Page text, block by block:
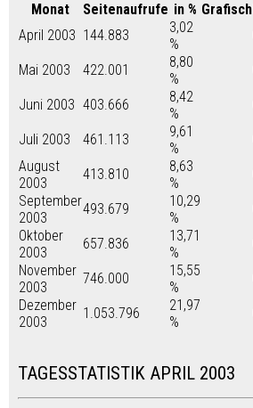
Monat Seitenaufrufe in % Grafisch
April 2003 144.883
3,02
%
Mai 2003
422.001
8,80
%
Juni 2003 403.666
8,42
%
Juli 2003
461.113
9,61
%
August
2003
413.810
8,63
%
September
2003
493.679
10,29
%
Oktober
2003
657.836
13,71
%
November
2003
746.000
15,55
%
Dezember
2003
1.053.796
21,97
%
TAGESSTATISTIK APRIL 2003